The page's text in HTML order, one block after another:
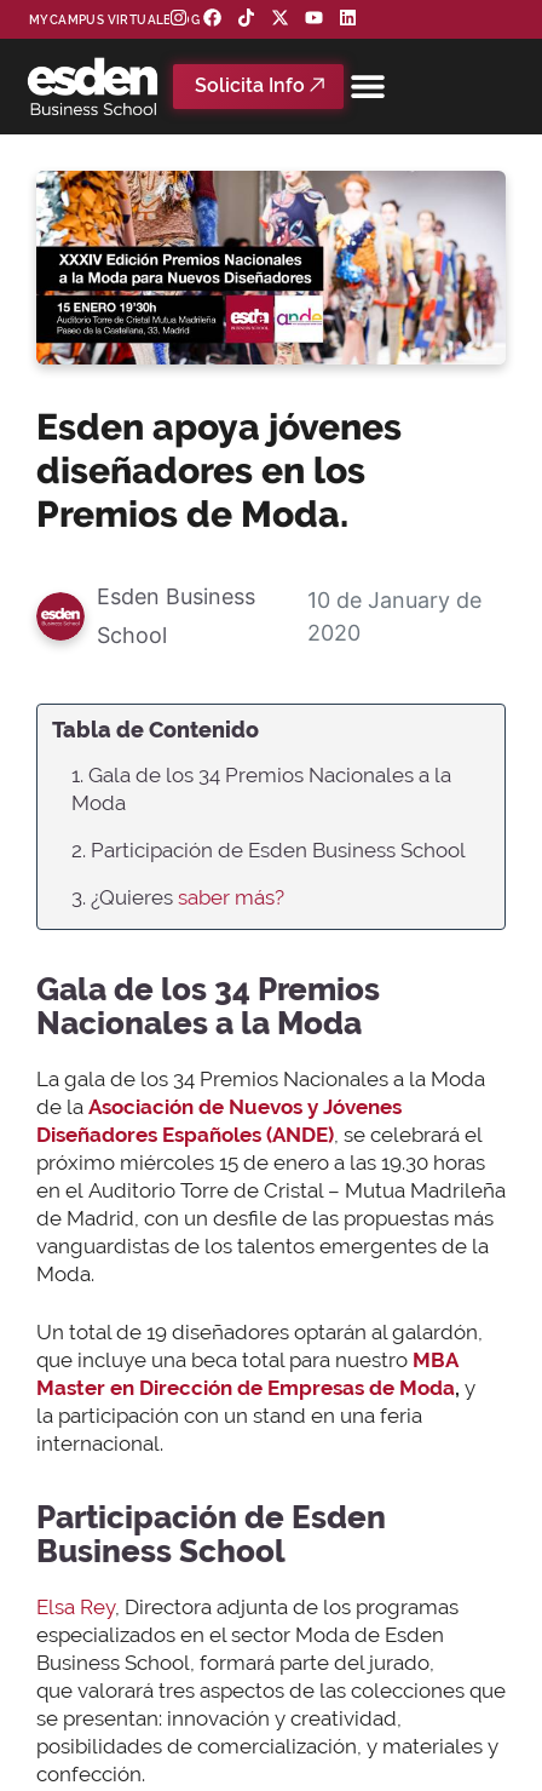
MYCAMPUS VIRTUAL BLOG
Solicita Info
Esden apoya jóvenes
diseñadores en los
Premios de Moda.
Esden Business
School
10 de January de
2020
Tabla de Contenido
1. Gala de los 34 Premios Nacionales a la
Moda
2. Participación de Esden Business School
3. ¿Quieres saber más?
Gala de los 34 Premios
Nacionales a la Moda
La gala de los 34 Premios Nacionales a la Moda
de la Asociación de Nuevos y Jóvenes
Diseñadores Españoles (ANDE) , se celebrará el
próximo miércoles 15 de enero a las 19.30 horas
en el Auditorio Torre de Cristal – Mutua Madrileña
de Madrid, con un desfile de las propuestas más
vanguardistas de los talentos emergentes de la
Moda.
Un total de 19 diseñadores optarán al galardón,
que incluye una beca total para nuestro MBA
Master en Dirección de Empresas de Moda, y
la participación con un stand en una feria
internacional.
Participación de Esden
Business School
Elsa Rey, Directora adjunta de los programas
especializados en el sector Moda de Esden
Business School, formará parte del jurado,
que valorará tres aspectos de las colecciones que
se presentan: innovación y creatividad,
posibilidades de comercialización, y materiales y
confección.